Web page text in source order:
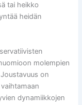
tai heikko
heidän
molempien
on
dynamiikkojen